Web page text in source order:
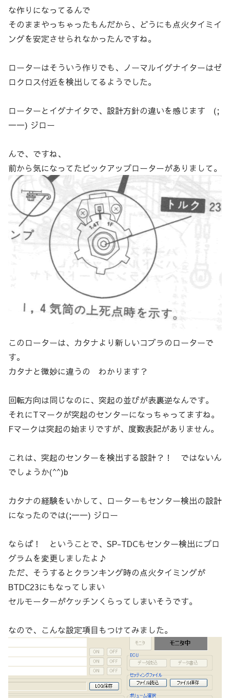
な作りになってるんで
そのままやっちゃったもんだから、どうにも点火タイミイ
ングを安定させられなかったんですね。
ローターはそういう作りでも、ノーマルイグナイターはゼ
ロクロス付近を検出してるようでした。
ローターとイグナイタで、設計方針の違いを感じます (;
一一) ジロー
んで、ですね、
前から気になってたピックアップローターがありまして。
このローターは、カタナより新しいコブラのローターで
す。
カタナと微妙に違うの わかります？
回転方向は同じなのに、突起の並びが表裏逆なんです。
それにTマークが突起のセンターになっちゃってますね。
Fマークは突起の始まりですが、度数表記がありません。
これは、突起のセンターを検出する設計？！ ではないん
でしょうか(^^)b
カタナの経験をいかして、ローターもセンター検出の設計
になったのでは(;一一) ジロー
ならば！ ということで、SP-TDCもセンター検出にプロ
グラムを変更しましたよ♪
ただ、そうするとクランキング時の点火タイミングが
BTDC23にもなってしまい
セルモーターがケッチンくらってしまいそうです。
なので、こんな設定項目もつけてみました。